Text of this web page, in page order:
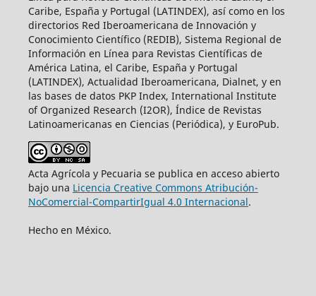
Caribe, España y Portugal (LATINDEX), así como en los
directorios Red Iberoamericana de Innovación y
Conocimiento Científico (REDIB), Sistema Regional de
Información en Línea para Revistas Científicas de
América Latina, el Caribe, España y Portugal
(LATINDEX), Actualidad Iberoamericana, Dialnet, y en
las bases de datos PKP Index, International Institute
of Organized Research (I2OR), Índice de Revistas
Latinoamericanas en Ciencias (Periódica), y EuroPub.
Acta Agrícola y Pecuaria se publica en acceso abierto
bajo una Licencia Creative Commons Atribución-
NoComercial-CompartirIgual 4.0 Internacional.
Hecho en México.